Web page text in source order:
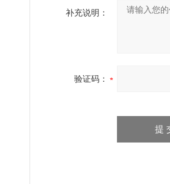
补充说明：
验证码：